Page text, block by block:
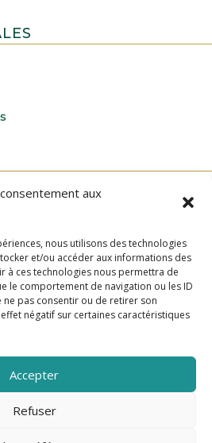
aux
nous utilisons des technologies
et/ou accéder aux informations des
à ces technologies nous permettra de
le comportement de navigation ou les ID
ne pas consentir ou de retirer son
négatif sur certaines caractéristiques
Accepter
Refuser